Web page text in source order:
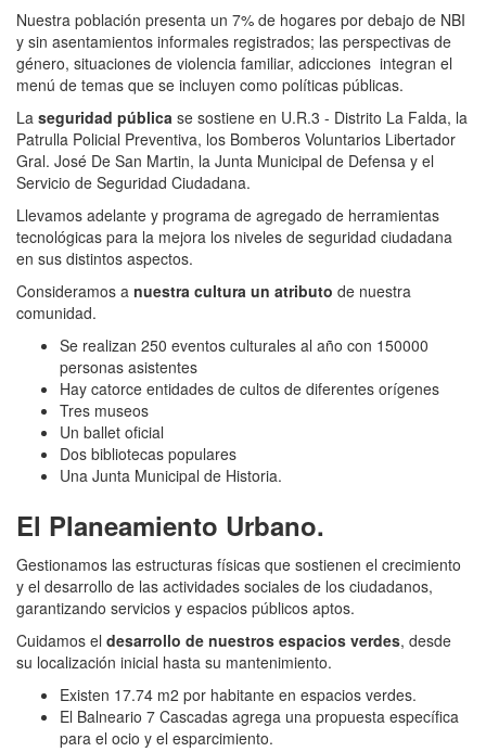
Nuestra población presenta un 7% de hogares por debajo de NBI
y sin asentamientos informales registrados; las perspectivas de
género, situaciones de violencia familiar, adicciones integran el
menú de temas que se incluyen como políticas públicas.
La seguridad pública se sostiene en U.R.3 - Distrito La Falda, la
Patrulla Policial Preventiva, los Bomberos Voluntarios Libertador
Gral. José De San Martin, la Junta Municipal de Defensa y el
Servicio de Seguridad Ciudadana.
Llevamos adelante y programa de agregado de herramientas
tecnológicas para la mejora los niveles de seguridad ciudadana
en sus distintos aspectos.
Consideramos a nuestra cultura un atributo de nuestra
comunidad.
Se realizan 250 eventos culturales al año con 150000
personas asistentes
Hay catorce entidades de cultos de diferentes orígenes
Tres museos
Un ballet oficial
Dos bibliotecas populares
Una Junta Municipal de Historia.
El Planeamiento Urbano.
Gestionamos las estructuras físicas que sostienen el crecimiento
y el desarrollo de las actividades sociales de los ciudadanos,
garantizando servicios y espacios públicos aptos.
Cuidamos el desarrollo de nuestros espacios verdes, desde
su localización inicial hasta su mantenimiento.
Existen 17.74 m2 por habitante en espacios verdes.
El Balneario 7 Cascadas agrega una propuesta específica
para el ocio y el esparcimiento.